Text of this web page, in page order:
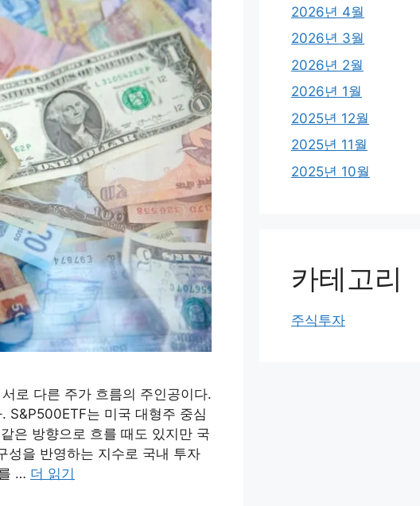
로 다른 주가 흐름의 주인공이다.
S&P500ETF는 미국 대형주 중심
은 방향으로 흐를 때도 있지만 국
성을 반영하는 지수로 국내 투자
… 더 읽기
2026년 4월
2026년 3월
2026년 2월
2026년 1월
2025년 12월
2025년 11월
2025년 10월
카테고리
주식투자